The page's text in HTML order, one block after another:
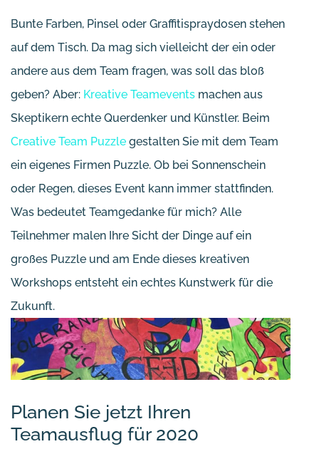
Bunte Farben, Pinsel oder Graffitispraydosen stehen
auf dem Tisch. Da mag sich vielleicht der ein oder
andere aus dem Team fragen, was soll das bloß
geben? Aber: Kreative Teamevents machen aus
Skeptikern echte Querdenker und Künstler. Beim
Creative Team Puzzle gestalten Sie mit dem Team
ein eigenes Firmen Puzzle. Ob bei Sonnenschein
oder Regen, dieses Event kann immer stattfinden.
Was bedeutet Teamgedanke für mich? Alle
Teilnehmer malen Ihre Sicht der Dinge auf ein
großes Puzzle und am Ende dieses kreativen
Workshops entsteht ein echtes Kunstwerk für die
Zukunft.
Planen Sie jetzt Ihren
Teamausflug für 2020